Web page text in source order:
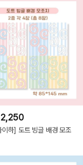
2,250
이하] 도트 빙글 배경 모조